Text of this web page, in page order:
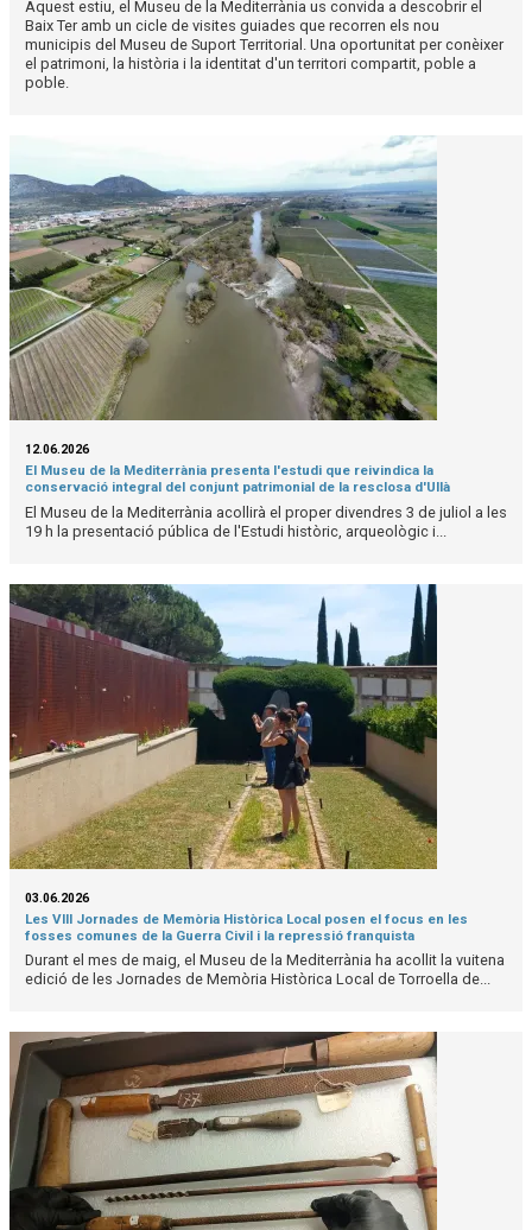
Aquest estiu, el Museu de la Mediterrània us convida a descobrir el
Baix Ter amb un cicle de visites guiades que recorren els nou
municipis del Museu de Suport Territorial. Una oportunitat per conèixer
el patrimoni, la història i la identitat d'un territori compartit, poble a
poble.
12.06.2026
El Museu de la Mediterrània presenta l'estudi que reivindica la
conservació integral del conjunt patrimonial de la resclosa d'Ullà
El Museu de la Mediterrània acollirà el proper divendres 3 de juliol a les
19 h la presentació pública de l'Estudi històric, arqueològic i...
03.06.2026
Les VIII Jornades de Memòria Històrica Local posen el focus en les
fosses comunes de la Guerra Civil i la repressió franquista
Durant el mes de maig, el Museu de la Mediterrània ha acollit la vuitena
edició de les Jornades de Memòria Històrica Local de Torroella de...